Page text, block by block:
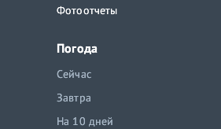
Фотоотчеты
Погода
Сейчас
Завтра
На 10 дней